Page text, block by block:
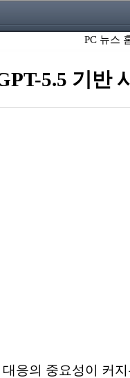
PC 뉴스
5.5 기반
응의 중요성이 커